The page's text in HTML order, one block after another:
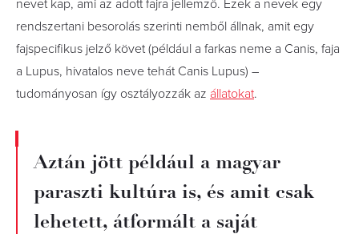
nevet kap, ami az adott fajra jellemző. Ezek a nevek egy
rendszertani besorolás szerinti nemből állnak, amit egy
fajspecifikus jelző követ (például a farkas neme a Canis, faja
a Lupus, hivatalos neve tehát Canis Lupus) –
tudományosan így osztályozzák az állatokat.
Aztán jött például a magyar
paraszti kultúra is, és amit csak
lehetett, átformált a saját